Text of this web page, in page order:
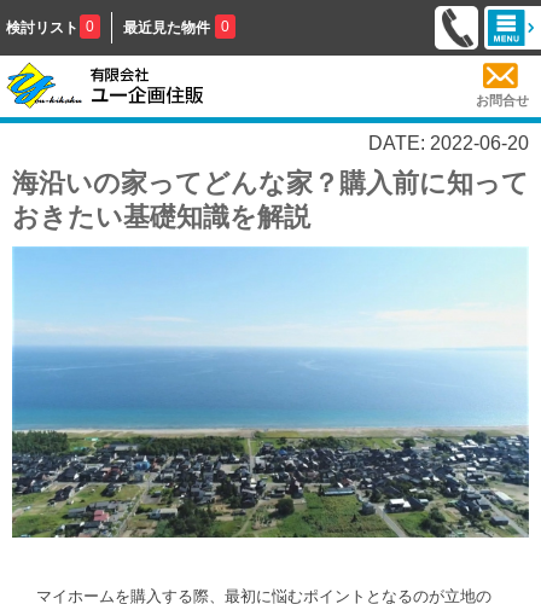
検討リスト 0 最近見た物件 0
お問合せ
DATE: 2022-06-20
海沿いの家ってどんな家？購入前に知って
おきたい基礎知識を解説
マイホームを購入する際、最初に悩むポイントとなるのが立地の